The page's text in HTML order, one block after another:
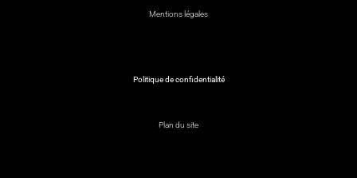
Mentions légales
Politique de confidentialité
Plan du site